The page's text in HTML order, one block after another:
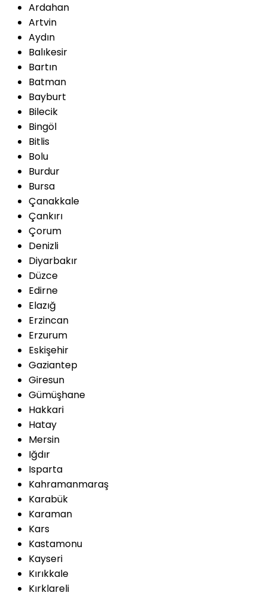
Ardahan
Artvin
Aydın
Balıkesir
Bartın
Batman
Bayburt
Bilecik
Bingöl
Bitlis
Bolu
Burdur
Bursa
Çanakkale
Çankırı
Çorum
Denizli
Diyarbakır
Düzce
Edirne
Elazığ
Erzincan
Erzurum
Eskişehir
Gaziantep
Giresun
Gümüşhane
Hakkari
Hatay
Mersin
Iğdır
Isparta
Kahramanmaraş
Karabük
Karaman
Kars
Kastamonu
Kayseri
Kırıkkale
Kırklareli